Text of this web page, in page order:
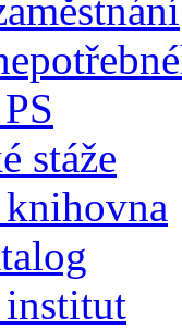
stáže
institut